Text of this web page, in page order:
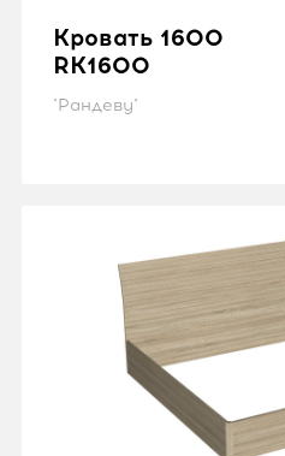
Кровать 1600
RK1600
"Рандеву"